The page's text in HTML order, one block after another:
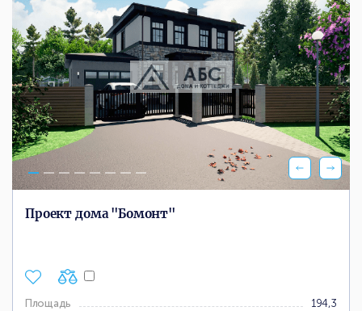
Проект дома "Бомонт"
Площадь
194,3